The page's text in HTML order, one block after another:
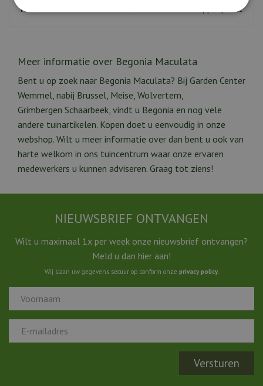
Nederlandse naam
Stippenplant
Meer informatie over Begonia Maculata
Bent u op zoek naar Begonia Maculata? Bij Garden Center
Wemmel, nabij Brussel, Meise, Wolvertem,
Grimbergen Schaarbeek, vindt u Begonia en nog vele
andere tuinartikelen. Kopen doet u eenvoudig in onze
webshop. Wilt u meer informatie over dan bent u ook van
harte welkom in ons tuincentrum waar onze ervaren
medewerkers u kunnen adviseren. Graag tot ziens!
NIEUWSBRIEF ONTVANGEN
Wilt u maximaal 1x per week onze nieuwsbrief ontvangen?
Meld u dan hier aan!
Wij slaan uw gegevens secuur op conform onze privacy policy.